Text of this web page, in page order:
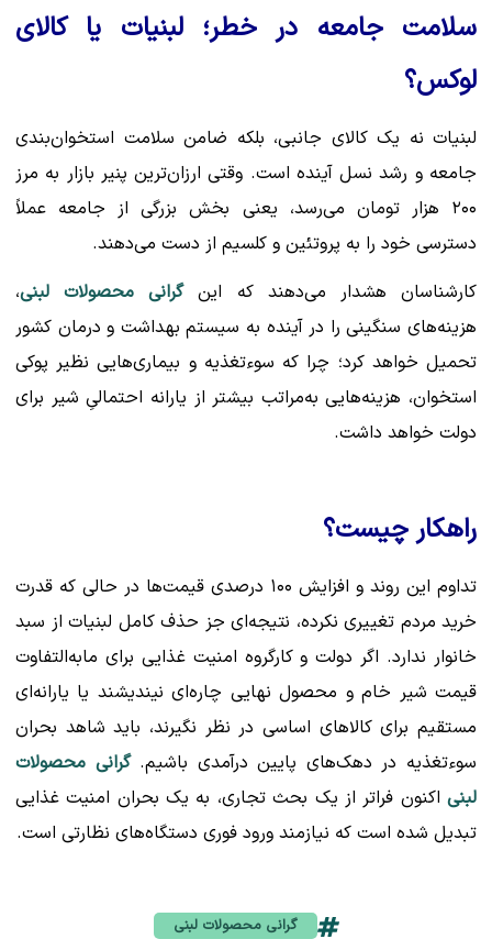
سلامت جامعه در خطر؛ لبنیات یا کالای
لوکس؟
لبنیات نه یک کالای جانبی، بلکه ضامن سلامت استخوان‌بندی
جامعه و رشد نسل آینده است. وقتی ارزان‌ترین پنیر بازار به مرز
۲۰۰ هزار تومان می‌رسد، یعنی بخش بزرگی از جامعه عملاً
دسترسی خود را به پروتئین و کلسیم از دست می‌دهند.
کارشناسان هشدار می‌دهند که اینگرانی محصولات لبنی،
هزینه‌های سنگینی را در آینده به سیستم بهداشت و درمان کشور
تحمیل خواهد کرد؛ چرا که سوءتغذیه و بیماری‌هایی نظیر پوکی
استخوان، هزینه‌هایی به‌مراتب بیشتر از یارانه احتمالیِ شیر برای
دولت خواهد داشت.
راهکار چیست؟
تداوم این روند و افزایش ۱۰۰ درصدی قیمت‌ها در حالی که قدرت
خرید مردم تغییری نکرده، نتیجه‌ای جز حذف کامل لبنیات از سبد
خانوار ندارد. اگر دولت و کارگروه امنیت غذایی برای مابه‌التفاوت
قیمت شیر خام و محصول نهایی چاره‌ای نیندیشند یا یارانه‌ای
مستقیم برای کالاهای اساسی در نظر نگیرند، باید شاهد بحران
سوءتغذیه در دهک‌های پایین درآمدی باشیم.گرانی محصولات
لبنی اکنون فراتر از یک بحث تجاری، به یک بحران امنیت غذایی
تبدیل شده است که نیازمند ورود فوری دستگاه‌های نظارتی است.
گرانی محصولات لبنی